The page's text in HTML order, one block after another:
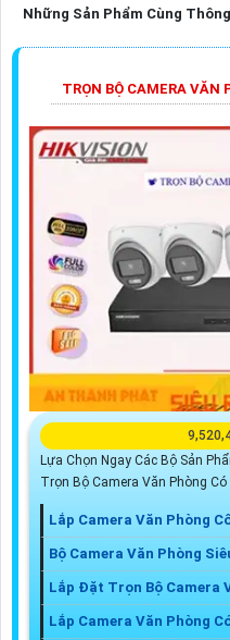
Những Sản Phẩm Cùng
TRỌN BỘ CAMERA VĂN
Lựa Chọn Ngay Các Bộ Sản
Trọn Bộ Camera Văn Phòng
Lắp Camera Văn Phòng
Bộ Camera Văn Phòng
Lắp Đặt Trọn Bộ Camera
Lắp Camera Văn Phòng